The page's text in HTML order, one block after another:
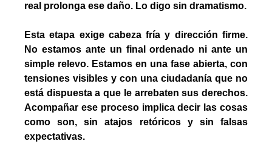
real prolonga ese daño. Lo digo sin dramatismo.
Esta etapa exige cabeza fría y dirección firme.
No estamos ante un final ordenado ni ante un
simple relevo. Estamos en una fase abierta, con
tensiones visibles y con una ciudadanía que no
está dispuesta a que le arrebaten sus derechos.
Acompañar ese proceso implica decir las cosas
como son, sin atajos retóricos y sin falsas
expectativas.